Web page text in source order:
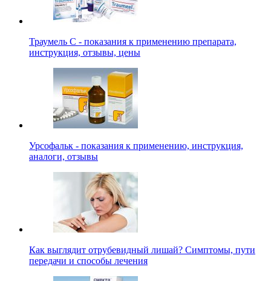
Траумель С - показания к применению препарата,
инструкция, отзывы, цены
Урсофальк - показания к применению, инструкция,
аналоги, отзывы
Как выглядит отрубевидный лишай? Симптомы, пути
передачи и способы лечения